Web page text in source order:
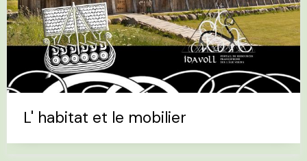
L' habitat et le mobilier